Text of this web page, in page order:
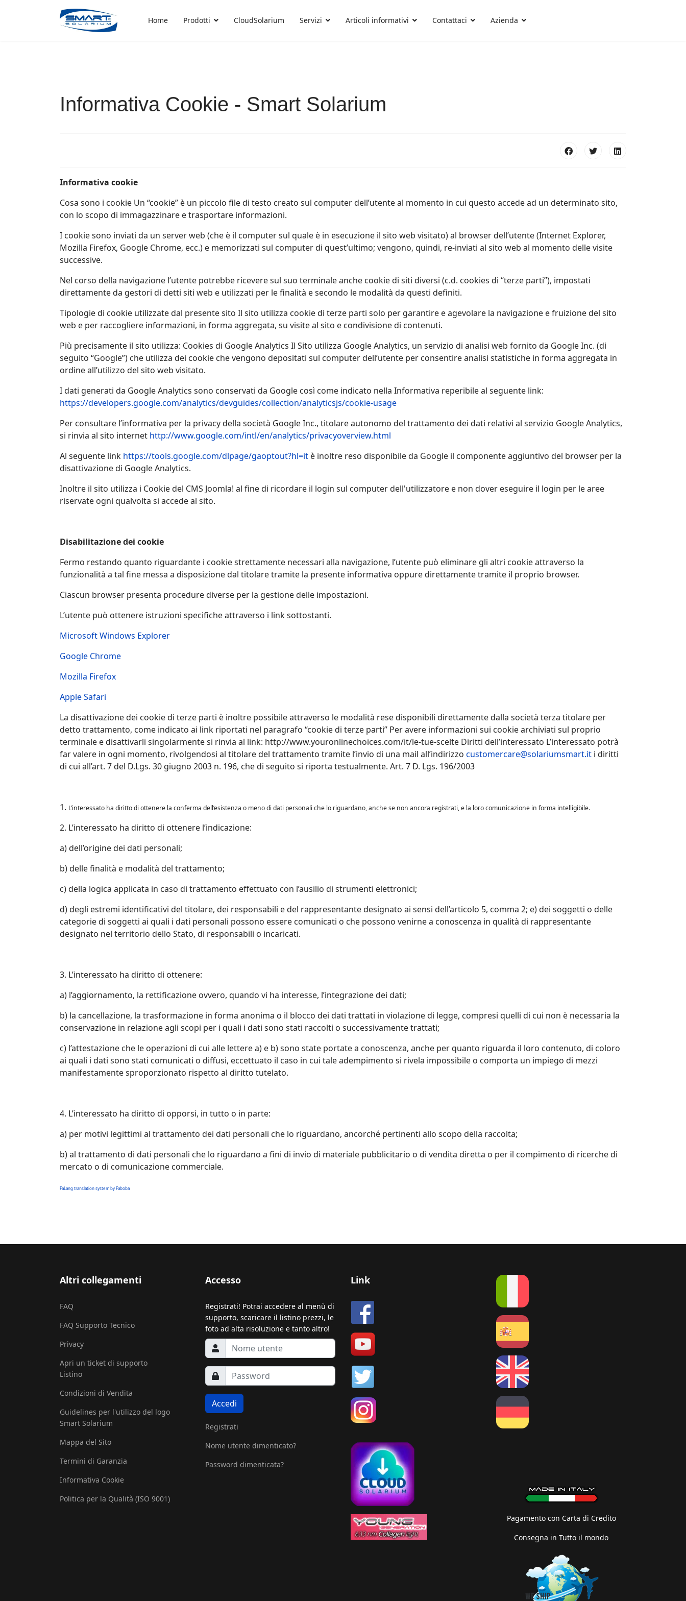
Home Prodotti CloudSolarium Servizi Articoli informativi Contattaci Azienda
Informativa Cookie - Smart Solarium
Informativa cookie
Cosa sono i cookie Un “cookie” è un piccolo file di testo creato sul computer dell’utente al momento in cui questo accede ad un determinato sito,
con lo scopo di immagazzinare e trasportare informazioni.
I cookie sono inviati da un server web (che è il computer sul quale è in esecuzione il sito web visitato) al browser dell’utente (Internet Explorer,
Mozilla Firefox, Google Chrome, ecc.) e memorizzati sul computer di quest’ultimo; vengono, quindi, re-inviati al sito web al momento delle visite
successive.
Nel corso della navigazione l’utente potrebbe ricevere sul suo terminale anche cookie di siti diversi (c.d. cookies di “terze parti”), impostati
direttamente da gestori di detti siti web e utilizzati per le finalità e secondo le modalità da questi definiti.
Tipologie di cookie utilizzate dal presente sito Il sito utilizza cookie di terze parti solo per garantire e agevolare la navigazione e fruizione del sito
web e per raccogliere informazioni, in forma aggregata, su visite al sito e condivisione di contenuti.
Più precisamente il sito utilizza: Cookies di Google Analytics Il Sito utilizza Google Analytics, un servizio di analisi web fornito da Google Inc. (di
seguito “Google”) che utilizza dei cookie che vengono depositati sul computer dell’utente per consentire analisi statistiche in forma aggregata in
ordine all’utilizzo del sito web visitato.
I dati generati da Google Analytics sono conservati da Google così come indicato nella Informativa reperibile al seguente link:
https://developers.google.com/analytics/devguides/collection/analyticsjs/cookie-usage
Per consultare l’informativa per la privacy della società Google Inc., titolare autonomo del trattamento dei dati relativi al servizio Google Analytics,
si rinvia al sito internet http://www.google.com/intl/en/analytics/privacyoverview.html
Al seguente link https://tools.google.com/dlpage/gaoptout?hl=it è inoltre reso disponibile da Google il componente aggiuntivo del browser per la
disattivazione di Google Analytics.
Inoltre il sito utilizza i Cookie del CMS Joomla! al fine di ricordare il login sul computer dell'utilizzatore e non dover eseguire il login per le aree
riservate ogni qualvolta si accede al sito.
Disabilitazione dei cookie
Fermo restando quanto riguardante i cookie strettamente necessari alla navigazione, l’utente può eliminare gli altri cookie attraverso la
funzionalità a tal fine messa a disposizione dal titolare tramite la presente informativa oppure direttamente tramite il proprio browser.
Ciascun browser presenta procedure diverse per la gestione delle impostazioni.
L’utente può ottenere istruzioni specifiche attraverso i link sottostanti.
Microsoft Windows Explorer
Google Chrome
Mozilla Firefox
Apple Safari
La disattivazione dei cookie di terze parti è inoltre possibile attraverso le modalità rese disponibili direttamente dalla società terza titolare per
detto trattamento, come indicato ai link riportati nel paragrafo “cookie di terze parti” Per avere informazioni sui cookie archiviati sul proprio
terminale e disattivarli singolarmente si rinvia al link: http://www.youronlinechoices.com/it/le-tue-scelte Diritti dell’interessato L’interessato potrà
far valere in ogni momento, rivolgendosi al titolare del trattamento tramite l’invio di una mail all’indirizzo customercare@solariumsmart.it i diritti
di cui all’art. 7 del D.Lgs. 30 giugno 2003 n. 196, che di seguito si riporta testualmente. Art. 7 D. Lgs. 196/2003
1. L’interessato ha diritto di ottenere la conferma dell’esistenza o meno di dati personali che lo riguardano, anche se non ancora registrati, e la loro comunicazione in forma intelligibile.
2. L’interessato ha diritto di ottenere l’indicazione:
a) dell’origine dei dati personali;
b) delle finalità e modalità del trattamento;
c) della logica applicata in caso di trattamento effettuato con l’ausilio di strumenti elettronici;
d) degli estremi identificativi del titolare, dei responsabili e del rappresentante designato ai sensi dell’articolo 5, comma 2; e) dei soggetti o delle
categorie di soggetti ai quali i dati personali possono essere comunicati o che possono venirne a conoscenza in qualità di rappresentante
designato nel territorio dello Stato, di responsabili o incaricati.
3. L’interessato ha diritto di ottenere:
a) l’aggiornamento, la rettificazione ovvero, quando vi ha interesse, l’integrazione dei dati;
b) la cancellazione, la trasformazione in forma anonima o il blocco dei dati trattati in violazione di legge, compresi quelli di cui non è necessaria la
conservazione in relazione agli scopi per i quali i dati sono stati raccolti o successivamente trattati;
c) l’attestazione che le operazioni di cui alle lettere a) e b) sono state portate a conoscenza, anche per quanto riguarda il loro contenuto, di coloro
ai quali i dati sono stati comunicati o diffusi, eccettuato il caso in cui tale adempimento si rivela impossibile o comporta un impiego di mezzi
manifestamente sproporzionato rispetto al diritto tutelato.
4. L’interessato ha diritto di opporsi, in tutto o in parte:
a) per motivi legittimi al trattamento dei dati personali che lo riguardano, ancorché pertinenti allo scopo della raccolta;
b) al trattamento di dati personali che lo riguardano a fini di invio di materiale pubblicitario o di vendita diretta o per il compimento di ricerche di
mercato o di comunicazione commerciale.
FaLang translation system by Faboba
Altri collegamenti
FAQ
FAQ Supporto Tecnico
Privacy
Apri un ticket di supporto
Listino
Condizioni di Vendita
Guidelines per l'utilizzo del logo
Smart Solarium
Mappa del Sito
Termini di Garanzia
Informativa Cookie
Politica per la Qualità (ISO 9001)
Accesso
Registrati! Potrai accedere al menù di
supporto, scaricare il listino prezzi, le
foto ad alta risoluzione e tanto altro!
Accedi
Registrati
Nome utente dimenticato?
Password dimenticata?
Link
Pagamento con Carta di Credito
Consegna in Tutto il mondo